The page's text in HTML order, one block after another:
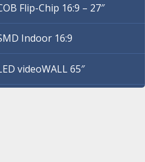
Flip-Chip 16:9 – 27″
Indoor 16:9
videoWALL 65″